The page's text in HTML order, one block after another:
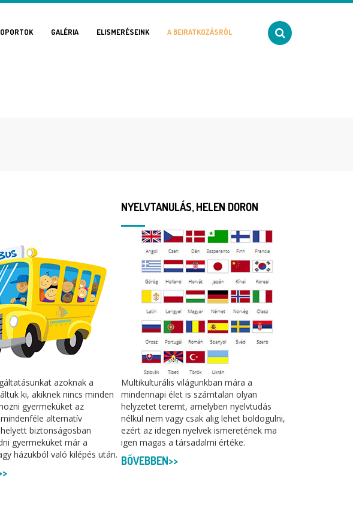
GALÉRIA ELISMERÉSEINK A BEIRATKOZÁSRÓL
azoknak a
ki, akiknek nincs minden
gyermeküket az
alternatív
biztonságosban
gyermeküket már a
házukból való kilépés után.
NYELVTANULÁS, HELEN DORON
Multikulturális világunkban mára a
mindennapi élet is számtalan olyan
helyzetet teremt, amelyben nyelvtudás
nélkül nem vagy csak alig lehet boldogulni,
ezért az idegen nyelvek ismeretének ma
igen magas a társadalmi értéke.
BŐVEBBEN>>